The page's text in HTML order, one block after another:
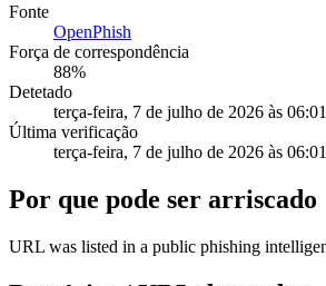
Fonte
OpenPhish
Força de correspondência
88%
Detetado
terça-feira, 7 de julho de 2026 às
Última verificação
terça-feira, 7 de julho de 2026 às
Por que pode ser arriscado
URL was listed in a public phishing